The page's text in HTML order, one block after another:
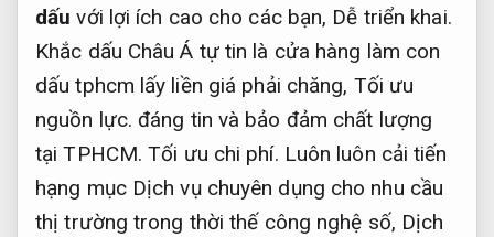
dấu với lợi ích cao cho các bạn, Dễ triển khai.
Khắc dấu Châu Á tự tin là cửa hàng làm con
dấu tphcm lấy liền giá phải chăng, Tối ưu
nguồn lực. đáng tin và bảo đảm chất lượng
tại TPHCM.Tối ưu chi phí. Luôn luôn cải tiến
hạng mục Dịch vụ chuyên dụng cho nhu cầu
thị trường trong thời thế công nghệ số, Dịch